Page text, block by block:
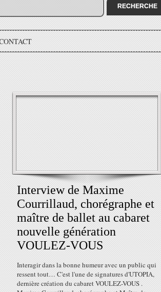
Interview de Maxime
Courrillaud, chorégraphe et
maître de ballet au cabaret
nouvelle génération
VOULEZ-VOUS
Interagir dans la bonne humeur avec un public qui
ressent tout… C'est l'une de signatures d'UTOPIA,
dernière création du cabaret VOULEZ-VOUS .